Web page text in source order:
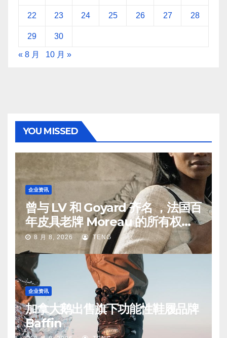
22 23 24 25 26 27 28
29 30
« 8 月 10 月 »
YOU MISSED
企业资讯
曾与 LV 和 Goyard 齐名 ，法国百
年皮具老牌 Moreau 的所有权易
手8 月 8, 2026 TENG
企业资讯
加拿大鹅出售旗下功能性鞋履品牌
Baffin